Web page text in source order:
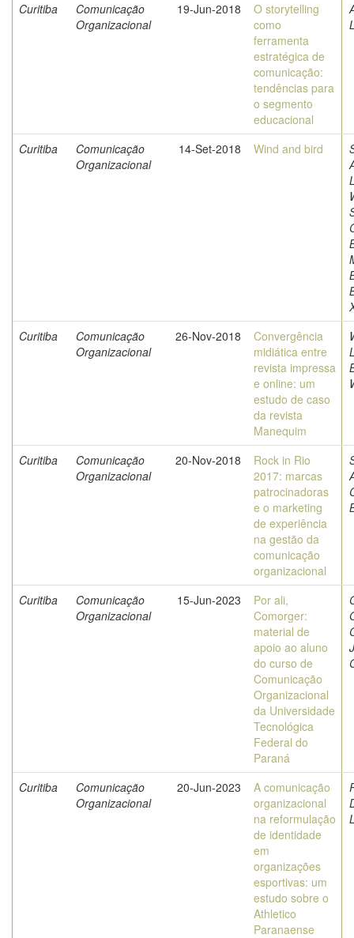
Curitiba
Comunicação
Organizacional
19-Jun-2018
O storytelling
como
ferramenta
estratégica de
comunicação:
tendências para
o segmento
educacional
Curitiba
Comunicação
Organizacional
14-Set-2018 Wind and bird
Curitiba
Comunicação
Organizacional
26-Nov-2018
Convergência
midiática entre
revista impressa
e online: um
estudo de caso
da revista
Manequim
Curitiba
Comunicação
Organizacional
20-Nov-2018
Rock in Rio
2017: marcas
patrocinadoras
e o marketing
de experiência
na gestão da
comunicação
organizacional
Curitiba
Comunicação
Organizacional
15-Jun-2023
Por ali,
Comorger:
material de
apoio ao aluno
do curso de
Comunicação
Organizacional
da Universidade
Tecnológica
Federal do
Paraná
Curitiba
Comunicação
Organizacional
20-Jun-2023
A comunicação
organizacional
na reformulação
de identidade
em
organizações
esportivas: um
estudo sobre o
Athletico
Paranaense